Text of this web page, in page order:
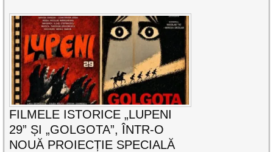
FILMELE ISTORICE „LUPENI
29” ȘI „GOLGOTA”, ÎNTR-O
NOUĂ PROIECȚIE SPECIALĂ